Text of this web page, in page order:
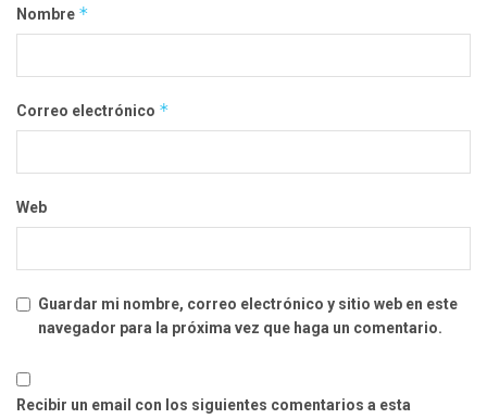
Nombre *
Correo electrónico *
Web
Guardar mi nombre, correo electrónico y sitio web en este
navegador para la próxima vez que haga un comentario.
Recibir un email con los siguientes comentarios a esta